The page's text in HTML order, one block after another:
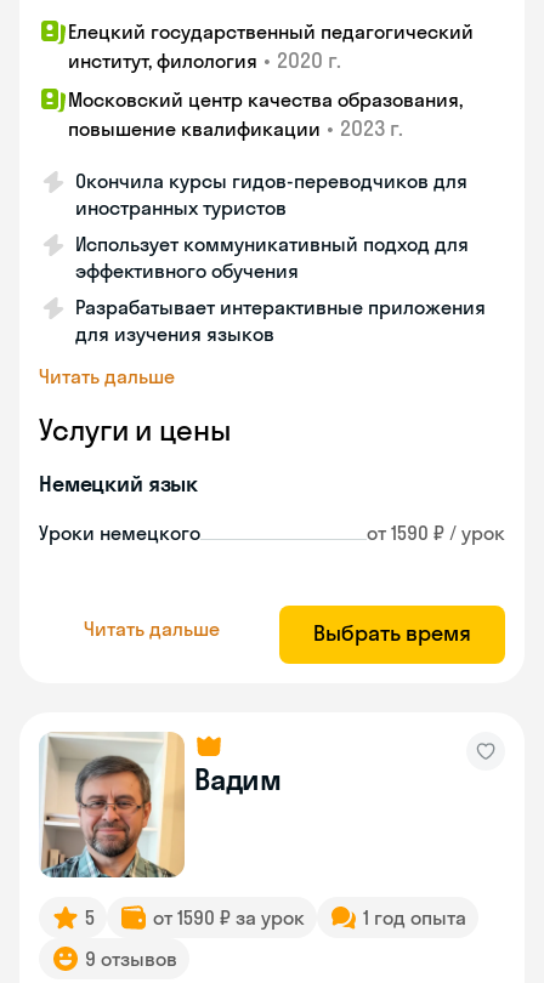
Елецкий государственный педагогический
институт, филология • 2020 г.
Московский центр качества образования,
повышение квалификации • 2023 г.
Окончила курсы гидов-переводчиков для
иностранных туристов
Использует коммуникативный подход для
эффективного обучения
Разрабатывает интерактивные приложения
для изучения языков
Читать дальше
Услуги и цены
Немецкий язык
Уроки немецкого от 1590 ₽ / урок
Читать дальше Выбрать время
Вадим
5 от 1590 ₽ за урок
1 год опыта
9 отзывов